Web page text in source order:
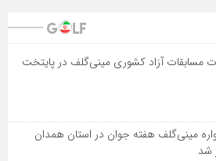
مسابقات آزاد کشوری مینی‌گلف در پایتخت
مینی‌گلف هفته جوان در استان همدان
شد